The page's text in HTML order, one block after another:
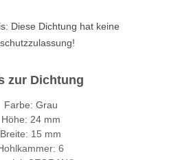
Diese Dichtung hat keine
zur Dichtung
Farbe: Grau
Höhe: 24 mm
Breite: 15 mm
6